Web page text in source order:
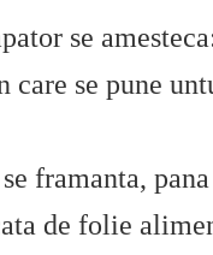
se
care se pune
framanta,
de folie